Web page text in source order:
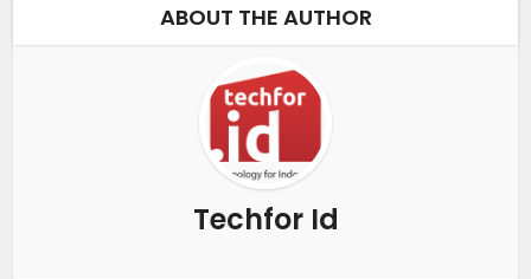
ABOUT THE AUTHOR
Techfor Id